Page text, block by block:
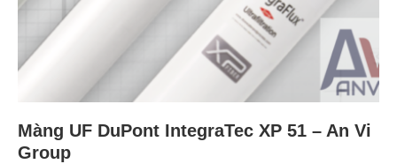
Màng UF DuPont IntegraTec XP 51 – An Vi
Group